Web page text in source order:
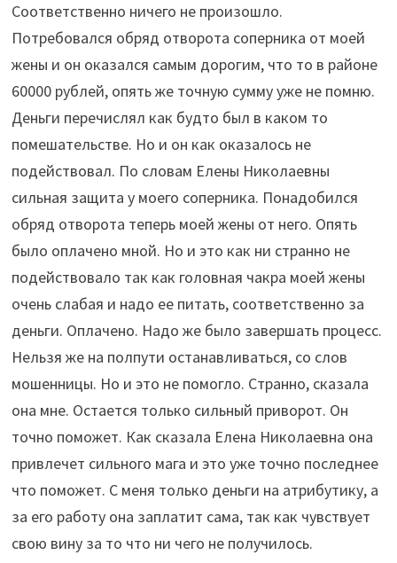
Соответственно ничего не произошло.
Потребовался обряд отворота соперника от моей
жены и он оказался самым дорогим, что то в районе
60000 рублей, опять же точную сумму уже не помню.
Деньги перечислял как будто был в каком то
помешательстве. Но и он как оказалось не
подействовал. По словам Елены Николаевны
сильная защита у моего соперника. Понадобился
обряд отворота теперь моей жены от него. Опять
было оплачено мной. Но и это как ни странно не
подействовало так как головная чакра моей жены
очень слабая и надо ее питать, соответственно за
деньги. Оплачено. Надо же было завершать процесс.
Нельзя же на полпути останавливаться, со слов
мошенницы. Но и это не помогло. Странно, сказала
она мне. Остается только сильный приворот. Он
точно поможет. Как сказала Елена Николаевна она
привлечет сильного мага и это уже точно последнее
что поможет. С меня только деньги на атрибутику, а
за его работу она заплатит сама, так как чувствует
свою вину за то что ни чего не получилось.